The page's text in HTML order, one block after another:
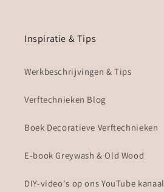
Inspiratie & Tips
Werkbeschrijvingen & Tips
Verftechnieken Blog
Boek Decoratieve Verftechnieken
E-book Greywash & Old Wood
DIY-video's op ons YouTube kanaal